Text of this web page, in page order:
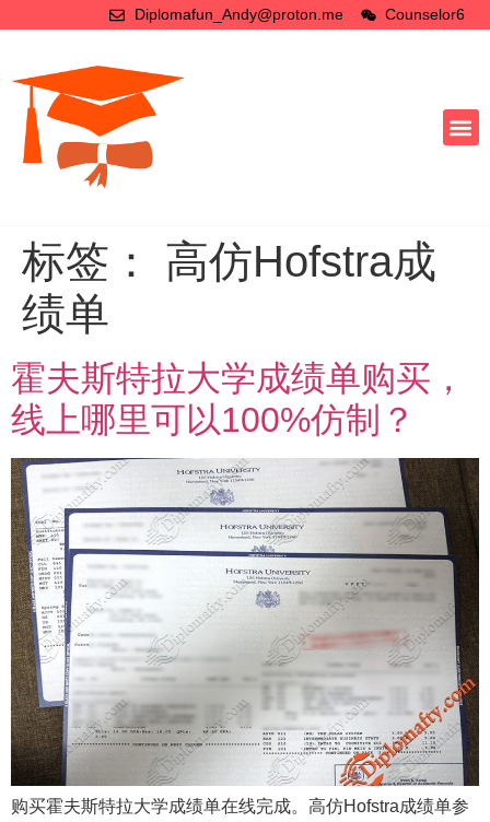
Diplomafun_Andy@proton.me Counselor6
标签： 高仿Hofstra成
绩单
霍夫斯特拉大学成绩单购买，
线上哪里可以100%仿制？
购买霍夫斯特拉大学成绩单在线完成。高仿Hofstra成绩单参